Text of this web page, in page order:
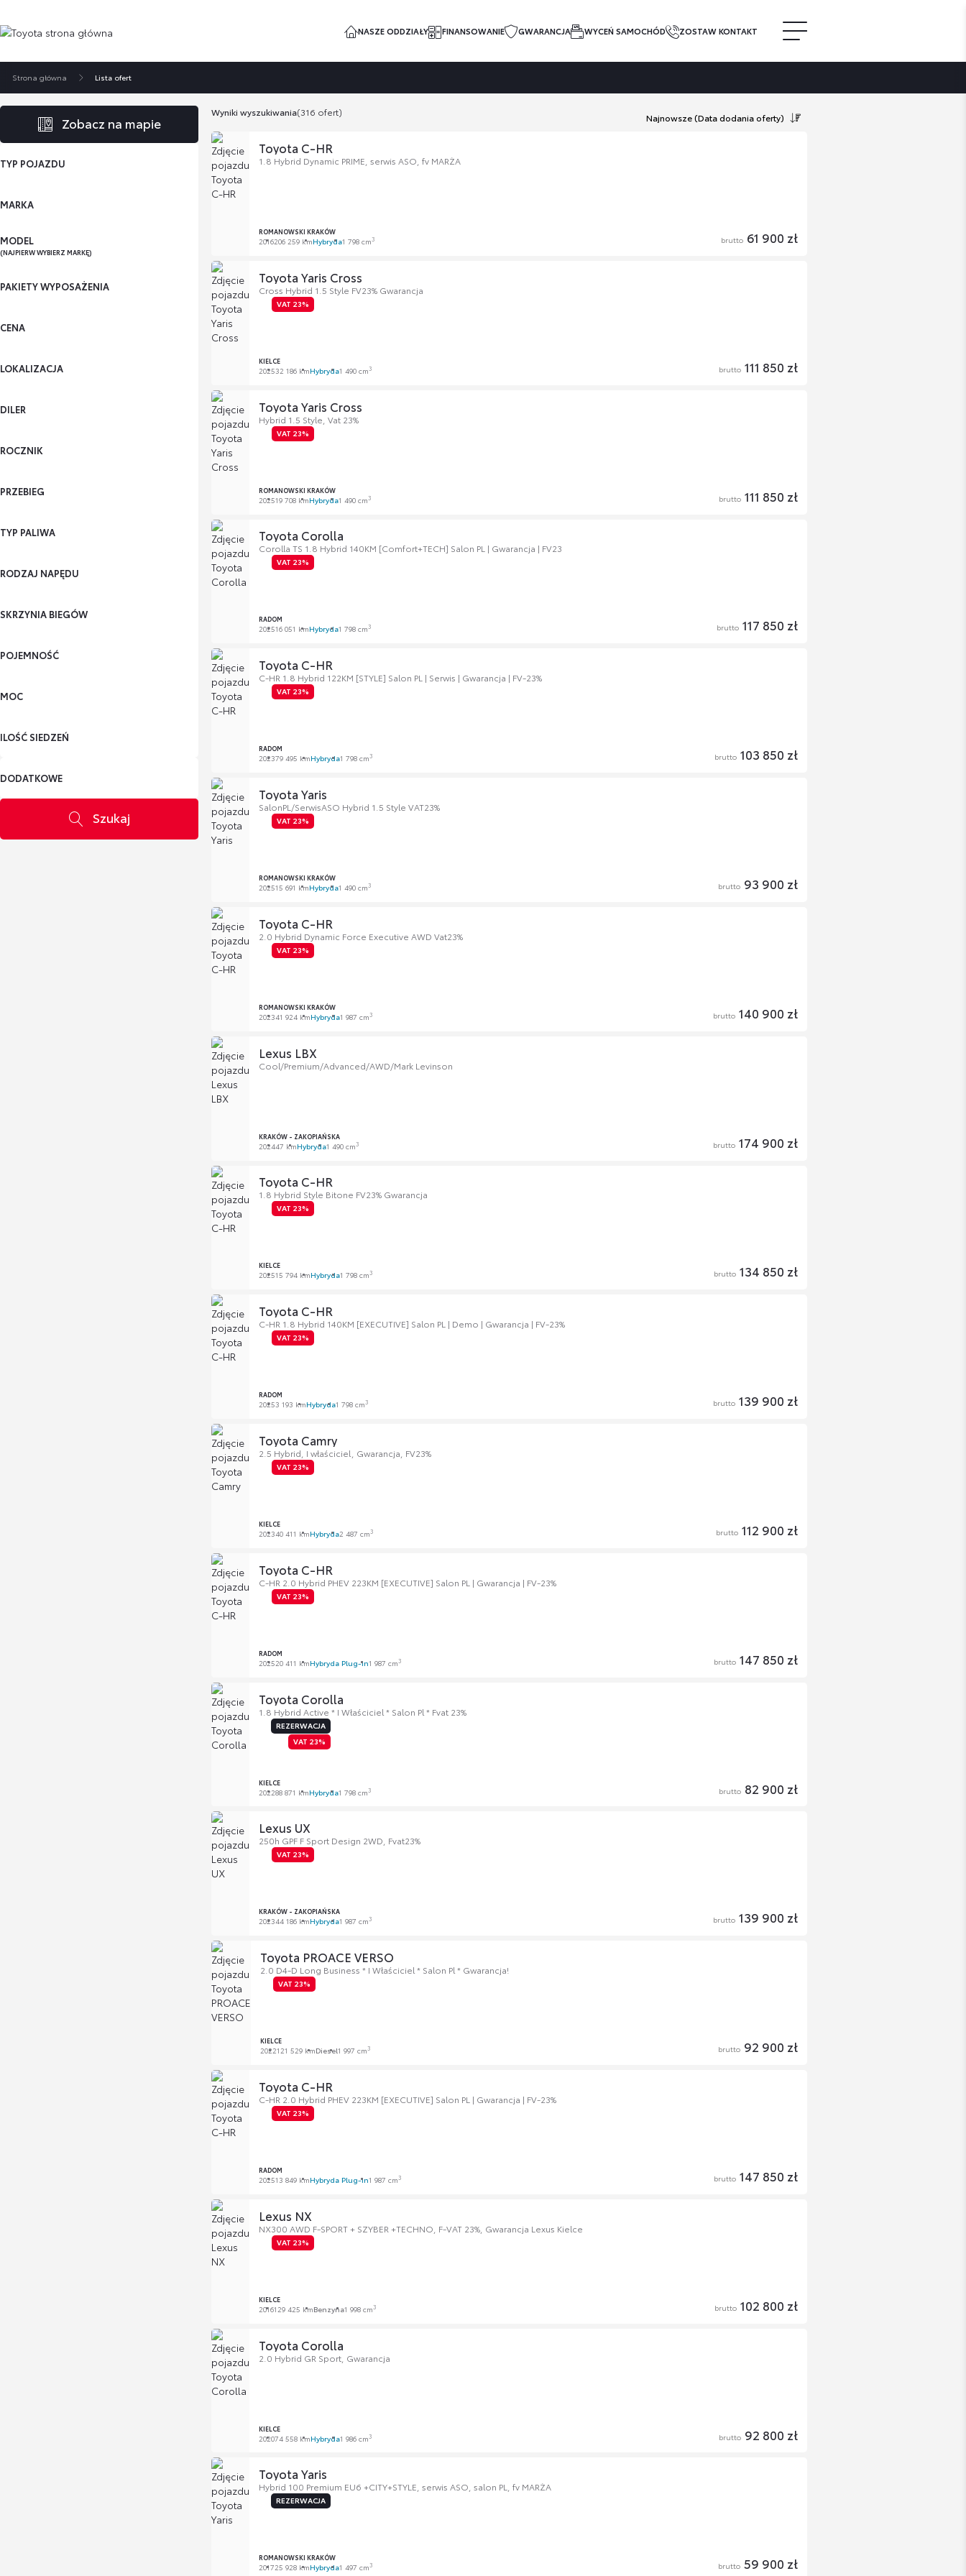
NASZE ODDZIAŁY FINANSOWANIE GWARANCJA WYCEŃ SAMOCHÓD ZOSTAW KONTAKT
Strona główna Lista ofert
Zobacz na mapie
TYP POJAZDU
MARKA
MODEL
(NAJPIERW WYBIERZ MARKĘ)
PAKIETY WYPOSAŻENIA
CENA
LOKALIZACJA
DILER
ROCZNIK
PRZEBIEG
TYP PALIWA
RODZAJ NAPĘDU
SKRZYNIA BIEGÓW
POJEMNOŚĆ
MOC
ILOŚĆ SIEDZEŃ
DODATKOWE
Szukaj
Wyniki wyszukiwania(316 ofert) Najnowsze(Data dodania oferty)
Toyota C-HR
1.8 Hybrid Dynamic PRIME, serwis ASO, fv MARŻA
ROMANOWSKI KRAKÓW
2016206 259 kmHybryda1 798 cm3 brutto 61 900 zł
Toyota Yaris Cross
Cross Hybrid 1.5 Style FV23% Gwarancja
VAT 23%
KIELCE
202532 186 kmHybryda1 490 cm3 brutto 111 850 zł
Toyota Yaris Cross
Hybrid 1.5 Style, Vat 23%
VAT 23%
ROMANOWSKI KRAKÓW
202519 708 kmHybryda1 490 cm3 brutto 111 850 zł
Toyota Corolla
Corolla TS 1.8 Hybrid 140KM [Comfort+TECH] Salon PL | Gwarancja | FV23
VAT 23%
RADOM
202516 051 kmHybryda1 798 cm3 brutto 117 850 zł
Toyota C-HR
C-HR 1.8 Hybrid 122KM [STYLE] Salon PL | Serwis | Gwarancja | FV-23%
VAT 23%
RADOM
202379 495 kmHybryda1 798 cm3 brutto 103 850 zł
Toyota Yaris
SalonPL/SerwisASO Hybrid 1.5 Style VAT23%
VAT 23%
ROMANOWSKI KRAKÓW
202515 691 kmHybryda1 490 cm3 brutto 93 900 zł
Toyota C-HR
2.0 Hybrid Dynamic Force Executive AWD Vat23%
VAT 23%
ROMANOWSKI KRAKÓW
202341 924 kmHybryda1 987 cm3 brutto 140 900 zł
Lexus LBX
Cool/Premium/Advanced/AWD/Mark Levinson
KRAKÓW - ZAKOPIAŃSKA
202447 kmHybryda1 490 cm3 brutto 174 900 zł
Toyota C-HR
1.8 Hybrid Style Bitone FV23% Gwarancja
VAT 23%
KIELCE
202515 794 kmHybryda1 798 cm3 brutto 134 850 zł
Toyota C-HR
C-HR 1.8 Hybrid 140KM [EXECUTIVE] Salon PL | Demo | Gwarancja | FV-23%
VAT 23%
RADOM
20253 193 kmHybryda1 798 cm3 brutto 139 900 zł
Toyota Camry
2.5 Hybrid, I właściciel, Gwarancja, FV23%
VAT 23%
KIELCE
202340 411 kmHybryda2 487 cm3 brutto 112 900 zł
Toyota C-HR
C-HR 2.0 Hybrid PHEV 223KM [EXECUTIVE] Salon PL | Gwarancja | FV-23%
VAT 23%
RADOM
202520 411 kmHybryda Plug-in1 987 cm3 brutto 147 850 zł
Toyota Corolla
1.8 Hybrid Active * I Właściciel * Salon Pl * Fvat 23%
REZERWACJA
VAT 23%
KIELCE
202288 871 kmHybryda1 798 cm3 brutto 82 900 zł
Lexus UX
250h GPF F Sport Design 2WD, Fvat23%
VAT 23%
KRAKÓW - ZAKOPIAŃSKA
202344 186 kmHybryda1 987 cm3 brutto 139 900 zł
Toyota PROACE VERSO
2.0 D4-D Long Business * I Właściciel * Salon Pl * Gwarancja!
VAT 23%
KIELCE
2022121 529 kmDiesel1 997 cm3 brutto 92 900 zł
Toyota C-HR
C-HR 2.0 Hybrid PHEV 223KM [EXECUTIVE] Salon PL | Gwarancja | FV-23%
VAT 23%
RADOM
202513 849 kmHybryda Plug-in1 987 cm3 brutto 147 850 zł
Lexus NX
NX300 AWD F-SPORT + SZYBER +TECHNO, F-VAT 23%, Gwarancja Lexus Kielce
VAT 23%
KIELCE
2016129 425 kmBenzyna1 998 cm3 brutto 102 800 zł
Toyota Corolla
2.0 Hybrid GR Sport, Gwarancja
KIELCE
202074 558 kmHybryda1 986 cm3 brutto 92 800 zł
Toyota Yaris
Hybrid 100 Premium EU6 +CITY+STYLE, serwis ASO, salon PL, fv MARŻA
REZERWACJA
ROMANOWSKI KRAKÓW
201725 928 kmHybryda1 497 cm3 brutto 59 900 zł